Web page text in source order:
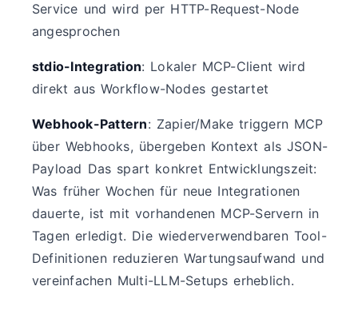
Service und wird per HTTP-Request-Node
angesprochen
stdio-Integration: Lokaler MCP-Client wird
direkt aus Workflow-Nodes gestartet
Webhook-Pattern: Zapier/Make triggern MCP
über Webhooks, übergeben Kontext als JSON-
Payload Das spart konkret Entwicklungszeit:
Was früher Wochen für neue Integrationen
dauerte, ist mit vorhandenen MCP-Servern in
Tagen erledigt. Die wiederverwendbaren Tool-
Definitionen reduzieren Wartungsaufwand und
vereinfachen Multi-LLM-Setups erheblich.